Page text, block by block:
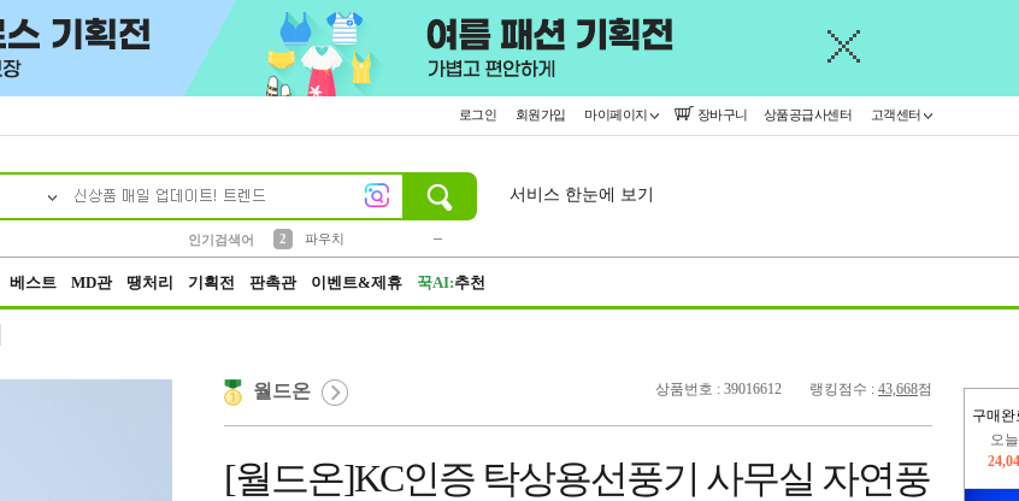
로그인 회원가입 마이페이지 장바구니 상품공급사센터 고객센터
인기검색어
3
모자
서비스 한눈에 보기
베스트 MD관 땡처리 기획전 판촉관 이벤트&제휴 꾹AI:추천
구매완
상품번호 : 39016612 랭킹점수 : 43,668점
월드온
[월드온]KC인증 탁상용선풍기 사무실 자연풍